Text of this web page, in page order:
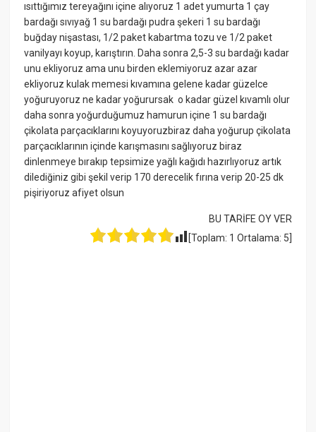
ısıttığımız tereyağını içine alıyoruz 1 adet yumurta 1 çay
bardağı sıvıyağ 1 su bardağı pudra şekeri 1 su bardağı
buğday nişastası, 1/2 paket kabartma tozu ve 1/2 paket
vanilyayı koyup, karıştırın. Daha sonra 2,5-3 su bardağı kadar
unu ekliyoruz ama unu birden eklemiyoruz azar azar
ekliyoruz kulak memesi kıvamına gelene kadar güzelce
yoğuruyoruz ne kadar yoğurursak o kadar güzel kıvamlı olur
daha sonra yoğurduğumuz hamurun içine 1 su bardağı
çikolata parçacıklarını koyuyoruzbiraz daha yoğurup çikolata
parçacıklarının içinde karışmasını sağlıyoruz biraz
dinlenmeye bırakıp tepsimize yağlı kağıdı hazırlıyoruz artık
dilediğiniz gibi şekil verip 170 derecelik fırına verip 20-25 dk
pişiriyoruz afiyet olsun
BU TARİFE OY VER
[Toplam: 1 Ortalama: 5